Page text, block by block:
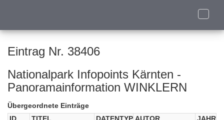
Toggle
Eintrag Nr. 38406
Nationalpark Infopoints Kärnten -
Panoramainformation WINKLERN
Übergeordnete Einträge